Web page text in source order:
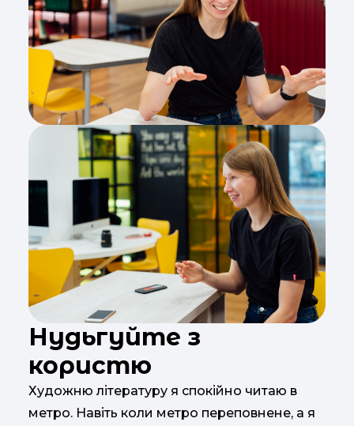
Нудьгуйте з
користю
Художню літературу я спокійно читаю в
метро. Навіть коли метро переповнене, а я